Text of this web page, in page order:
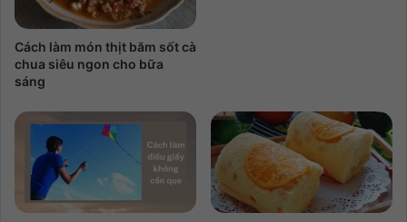
Cách làm món thịt băm sốt cà
chua siêu ngon cho bữa
sáng